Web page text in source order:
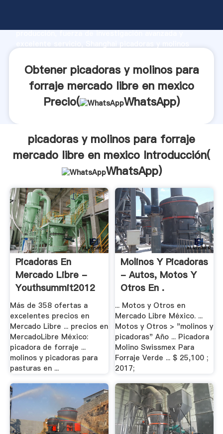
producción, fuerza de investigación avanzada y
el valor y aporta valores a todos los clientes.
Obtener picadoras y molinos para
forraje mercado libre en mexico
Precio(
WhatsApp)
picadoras y molinos para forraje
mercado libre en mexico Introducción(
WhatsApp)
Picadoras En
Mercado Libre -
Youthsummit2012
Más de 358 ofertas a
excelentes precios en
Mercado Libre ... precios en
MercadoLibre México:
picadora de forraje ...
molinos y picadoras para
pasturas en ...
Molinos Y Picadoras
- Autos, Motos Y
Otros En .
... Motos y Otros en
Mercado Libre México. ...
Motos y Otros > "molinos y
picadoras" Año ... Picadora
Molino Swissmex Para
Forraje Verde ... $ 25,100 ;
2017;